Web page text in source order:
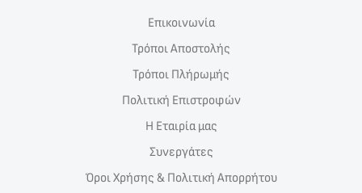
Επικοινωνία
Τρόποι Αποστολής
Τρόποι Πλήρωμής
Πολιτική Επιστροφών
Η Εταιρία μας
Συνεργάτες
Όροι Χρήσης & Πολιτική Απορρήτου